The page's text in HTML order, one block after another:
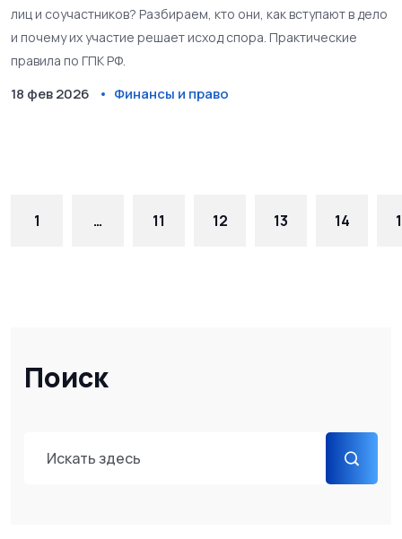
Поиск
лиц и соучастников? Разбираем, кто они, как вступают в дело
и почему их участие решает исход спора. Практические
правила по ГПК РФ.
18 фев 2026 Финансы и право
1 … 11 12 13 14